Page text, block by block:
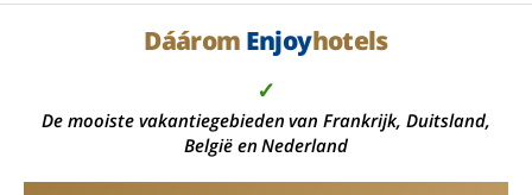
Dáárom Enjoyhotels
✓
De mooiste vakantiegebieden van Frankrijk, Duitsland,
België en Nederland